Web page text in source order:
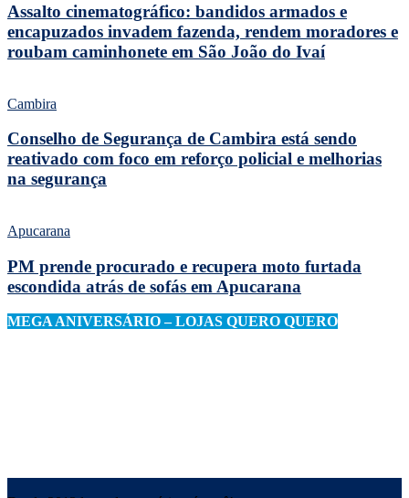
Assalto cinematográfico: bandidos armados e
encapuzados invadem fazenda, rendem moradores e
roubam caminhonete em São João do Ivaí
Cambira
Conselho de Segurança de Cambira está sendo
reativado com foco em reforço policial e melhorias
na segurança
Apucarana
PM prende procurado e recupera moto furtada
escondida atrás de sofás em Apucarana
MEGA ANIVERSÁRIO – LOJAS QUERO QUERO